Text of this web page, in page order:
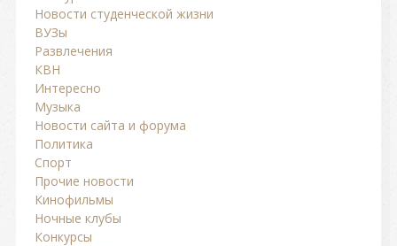
Новости студенческой жизни
ВУЗы
Развлечения
КВН
Интересно
Музыка
Новости сайта и форума
Политика
Спорт
Прочие новости
Кинофильмы
Ночные клубы
Конкурсы